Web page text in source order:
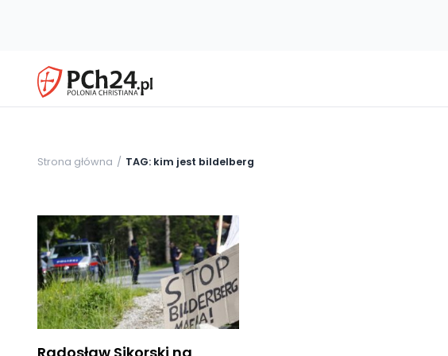
Strona główna TAG: kim jest bildelberg